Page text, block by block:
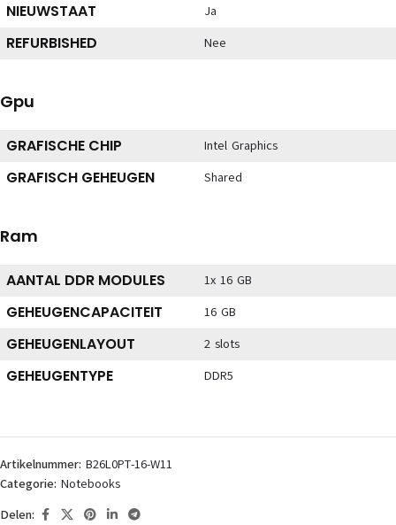
NIEUWSTAAT Ja
REFURBISHED Nee
Gpu
GRAFISCHE CHIP Intel Graphics
GRAFISCH GEHEUGEN Shared
Ram
AANTAL DDR MODULES 1x 16 GB
GEHEUGENCAPACITEIT 16 GB
GEHEUGENLAYOUT 2 slots
GEHEUGENTYPE DDR5
Artikelnummer: B26L0PT-16-W11
Categorie: Notebooks
Delen: